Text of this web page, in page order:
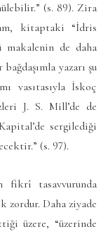
(s. 89). Zira
kitaptaki “İdris
makalenin de daha
yazarı şu
vasıtasıyla İskoç
J. S. Mill’de de
sergilediği
(s. 97).
fikrî tasavvurunda
zordur. Daha ziyade
üzere, “üzerinde